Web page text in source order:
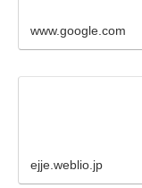
www.google.com
ejje.weblio.jp